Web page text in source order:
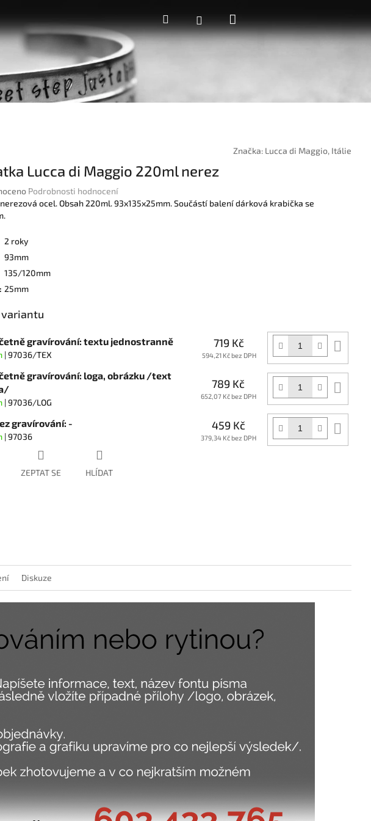
HledatPřihlášeníNákupní
košík
Značka: Lucca di Maggio, Itálie
Lucca di Maggio 220ml nerez
Podrobnosti hodnocení
ocel. Obsah 220ml. 93x135x25mm. Součástí balení dárková krabička se
2 roky
93mm
135/120mm
: 25mm
gravírování: textu jednostranně
| 97036/TEX
719 Kč
594,21 Kč bez DPH
gravírování: loga, obrázku /text
| 97036/LOG
789 Kč
652,07 Kč bez DPH
gravírování: -
| 97036
459 Kč
379,34 Kč bez DPH
ZEPTAT SE HLÍDAT
Diskuze